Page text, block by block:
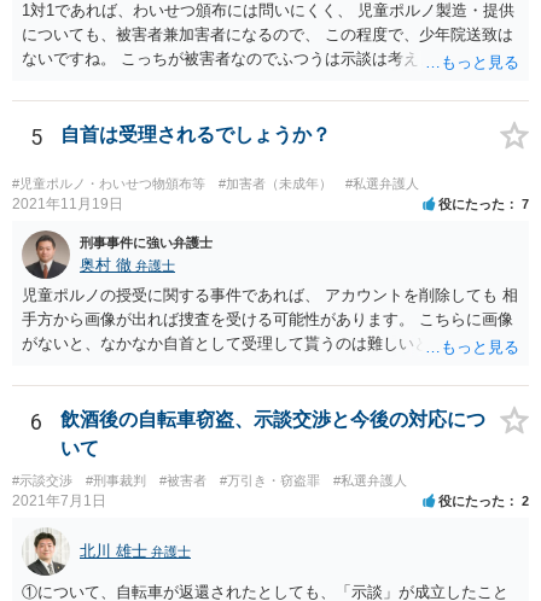
1対1であれば、わいせつ頒布には問いにくく、 児童ポルノ製造・提供
についても、被害者兼加害者になるので、 この程度で、少年院送致は
ないですね。 こっちが被害者なのでふつうは示談は考えません。 少年
5 自首は受理されるでしょうか？
#児童ポルノ・わいせつ物頒布等 #加害者（未成年） #私選弁護人
2021年11月19日 役にたった 7
刑事事件に強い弁護士
奥村 徹 弁護士
児童ポルノの授受に関する事件であれば、 アカウントを削除しても 相
手方から画像が出れば捜査を受ける可能性があります。 こちらに画像
がないと、なかなか自首として受理して貰うのは難しいと思います
と、相手方からの捜査が来たときに、逮捕の必要性が少なくなるとい
う効果が得られることがあって、実際に相手方からの捜査が及んだけ
れど、逮捕されなかった事例もあります。
6
飲酒後の自転車窃盗、示談交渉と今後の対応につ
いて
#示談交渉 #刑事裁判 #被害者 #万引き・窃盗罪 #私選弁護人
2021年7月1日 役にたった 2
北川 雄士 弁護士
①について、自転車が返還されたとしても、「示談」が成立したこと